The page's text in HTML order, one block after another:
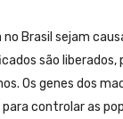
Brasil sejam
são liberados,
Os genes dos
controlar as